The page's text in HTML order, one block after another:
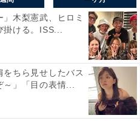
」木梨憲武、ヒロミ
掛ける。ISS...
をちら見せしたバス
～」「目の表情...